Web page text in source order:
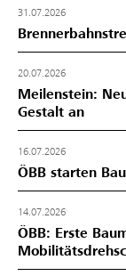
31.07.2026
20.07.2026
Meilenstein:
Gestalt an
16.07.2026
ÖBB starten
14.07.2026
ÖBB: Erste